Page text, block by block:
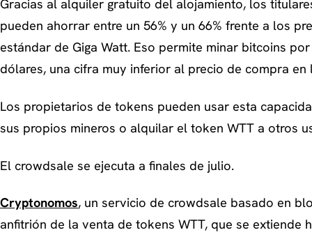
Gracias al alquiler gratuito del alojamiento, los
pueden ahorrar entre un 56% y un 66% frente a los
estándar de Giga Watt. Eso permite minar bitcoins
dólares, una cifra muy inferior al precio de compra en
Los propietarios de tokens pueden usar esta
sus propios mineros o alquilar el token WTT a otros
El crowdsale se ejecuta a finales de julio.
Cryptonomos, un servicio de crowdsale basado en
anfitrión de la venta de tokens WTT, que se extiende